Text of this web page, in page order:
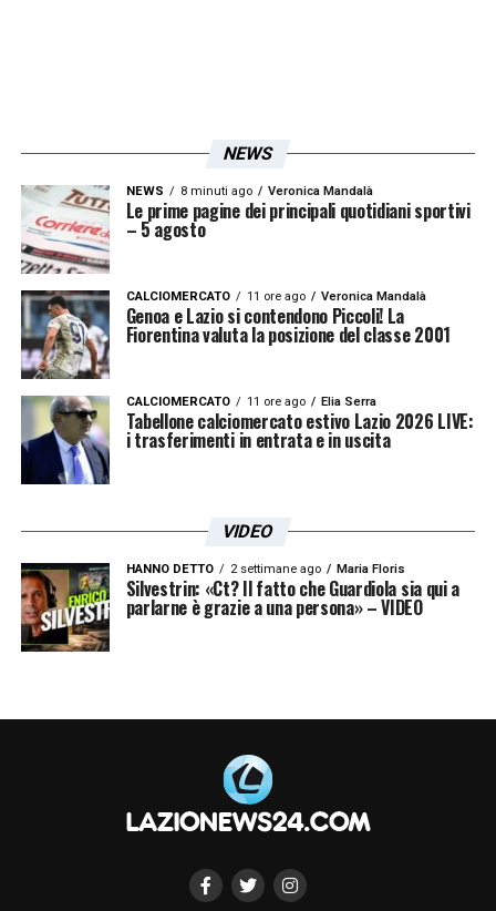
NEWS
NEWS 8 minuti ago Veronica Mandalà
Le prime pagine dei principali quotidiani sportivi
– 5 agosto
CALCIOMERCATO 11 ore ago Veronica Mandalà
Genoa e Lazio si contendono Piccoli! La
Fiorentina valuta la posizione del classe 2001
CALCIOMERCATO 11 ore ago Elia Serra
Tabellone calciomercato estivo Lazio 2026 LIVE:
i trasferimenti in entrata e in uscita
VIDEO
HANNO DETTO 2 settimane ago Maria Floris
Silvestrin: «Ct? Il fatto che Guardiola sia qui a
parlarne è grazie a una persona» – VIDEO